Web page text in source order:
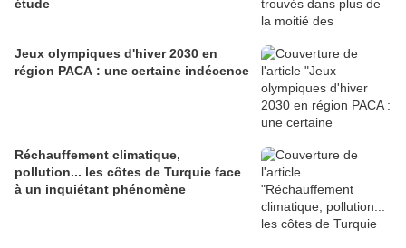
étude
Jeux olympiques d'hiver 2030 en
région PACA : une certaine indécence
Réchauffement climatique,
pollution... les côtes de Turquie face
à un inquiétant phénomène